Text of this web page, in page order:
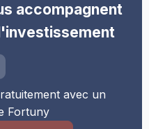
accompagnent
avec un
Fortuny